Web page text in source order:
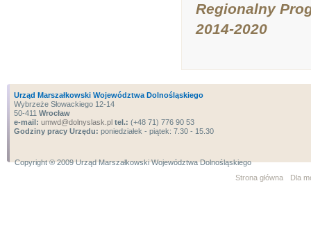
Regionalny
2014-2020
Urząd Marszałkowski Województwa Dolnośląskiego
Wybrzeże Słowackiego 12-14
50-411 Wrocław
e-mail: umwd@dolnyslask.pl tel.: (+48 71) 776 90 53
Godziny pracy Urzędu: poniedziałek - piątek: 7.30 - 15.30
Copyright ® 2009 Urząd Marszałkowski Województwa Dolnośląskiego
Strona główna
Dla